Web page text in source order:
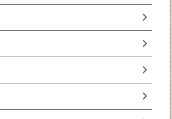
chevron_right
chevron_right
chevron_right
chevron_right